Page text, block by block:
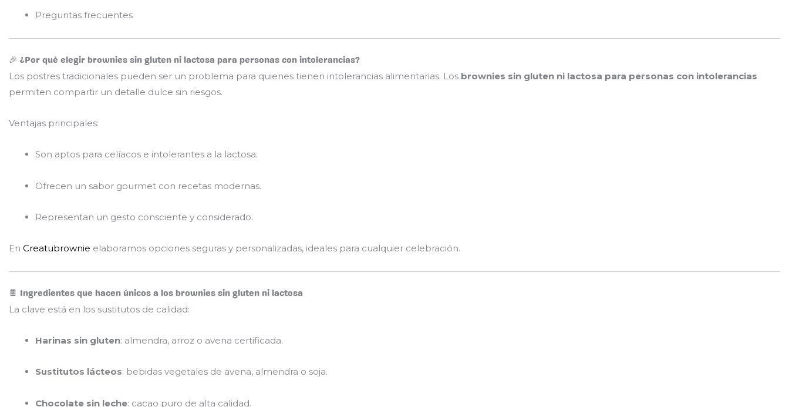
Preguntas frecuentes
🎉 ¿Por qué elegir brownies sin gluten ni lactosa para personas con intolerancias?
Los postres tradicionales pueden ser un problema para quienes tienen intolerancias alimentarias. Los brownies sin gluten ni lactosa para personas con intolerancias
permiten compartir un detalle dulce sin riesgos.
Ventajas principales:
Son aptos para celíacos e intolerantes a la lactosa.
Ofrecen un sabor gourmet con recetas modernas.
Representan un gesto consciente y considerado.
En Creatubrownie elaboramos opciones seguras y personalizadas, ideales para cualquier celebración.
🍫 Ingredientes que hacen únicos a los brownies sin gluten ni lactosa
La clave está en los sustitutos de calidad:
Harinas sin gluten: almendra, arroz o avena certificada.
Sustitutos lácteos: bebidas vegetales de avena, almendra o soja.
Chocolate sin leche: cacao puro de alta calidad.